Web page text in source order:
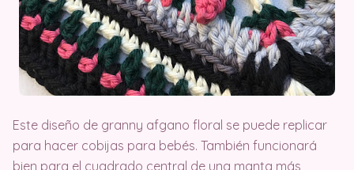
Este diseño de granny afgano floral se puede replicar
para hacer cobijas para bebés. También funcionará
bien para el cuadrado central de una manta más